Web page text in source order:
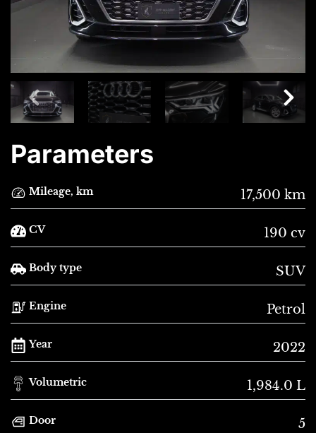
Parameters
Mileage, km 17,500 km
CV 190 cv
Body type SUV
Engine Petrol
Year 2022
Volumetric 1,984.0 L
Door 5